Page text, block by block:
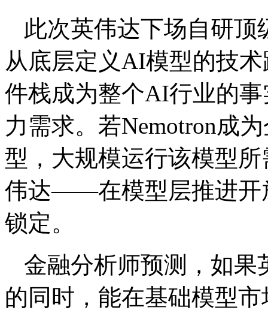
此次英伟达下场自研
从底层定义AI模型的技
件栈成为整个AI行业的
力需求。若Nemotron成
型，大规模运行该模型
伟达——在模型层推进开
锁定。
金融分析师预测，如果
的同时，能在基础模型